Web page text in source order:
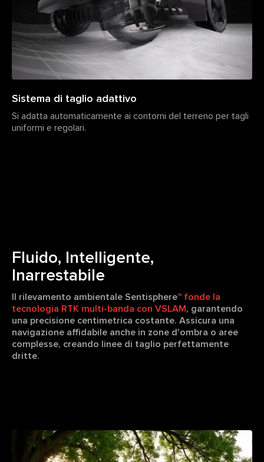
Sistema di taglio adattivo
Si adatta automaticamente ai contorni del terreno per tagli
uniformi e regolari.
Fluido, Intelligente,
Inarrestabile
Il rilevamento ambientale Sentisphere™ fonde la
tecnologia RTK multi-banda con VSLAM, garantendo
una precisione centimetrica costante. Assicura una
navigazione affidabile anche in zone d'ombra o aree
complesse, creando linee di taglio perfettamente
dritte.